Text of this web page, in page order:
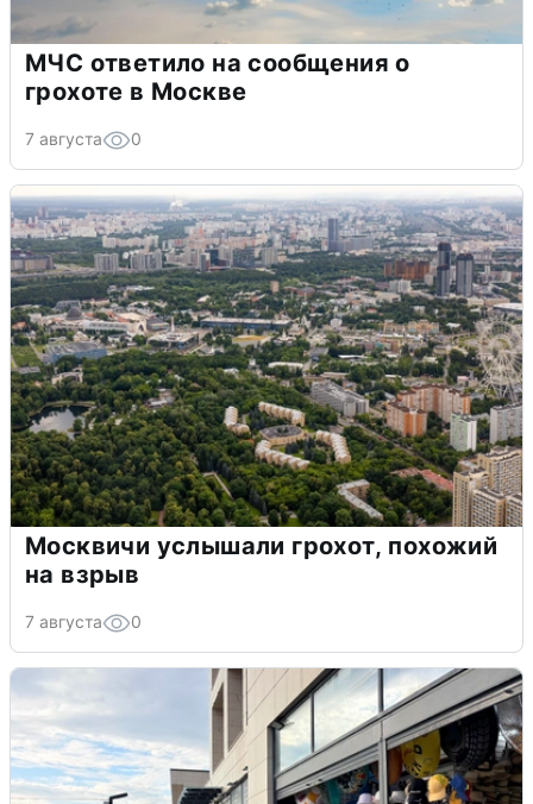
МЧС ответило на сообщения о
грохоте в Москве
7 августа 0
Москвичи услышали грохот, похожий
на взрыв
7 августа 0